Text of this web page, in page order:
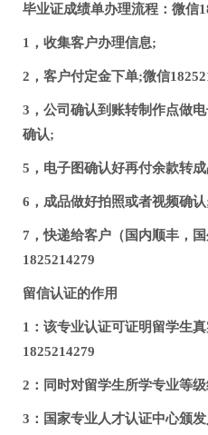
毕业证成绩单办理流程：微信
1，收集客户办理信息;
2，客户付定金下单;微信
3，公司确认到账转制作点做
确认;
5，电子图确认好再付余款转
6，成品做好拍照或者视频确
7，快递给客户（国内顺丰，
1825214279
留信认证的作用
1：该专业认证可证明留学生
1825214279
2：同时对留学生所学专业等级
3：国家专业人才认证中心颁